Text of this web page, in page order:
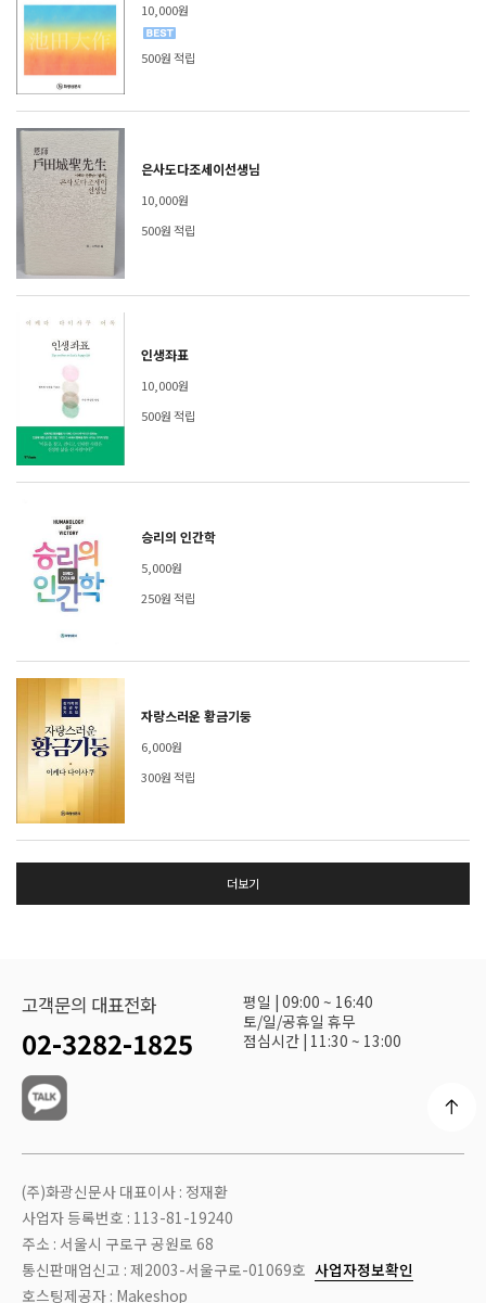
10,000원
500원 적립
은사도다조세이선생님
10,000원
500원 적립
인생좌표
10,000원
500원 적립
승리의 인간학
5,000원
250원 적립
자랑스러운 황금기둥
6,000원
300원 적립
더보기
고객문의 대표전화
02-3282-1825
평일 | 09:00 ~ 16:40
토/일/공휴일 휴무
점심시간 | 11:30 ~ 13:00
(주)화광신문사 대표이사 : 정재환
사업자 등록번호 : 113-81-19240
주소 : 서울시 구로구 공원로 68
통신판매업신고 : 제2003-서울구로-01069호 사업자정보확인
호스팅제공자 : Makeshop